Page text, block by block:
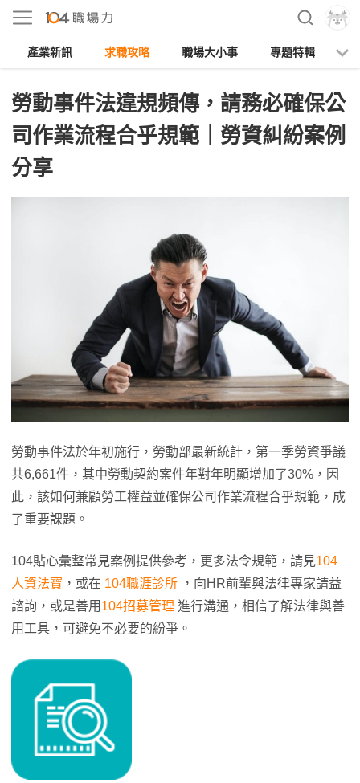
產業新訊 求職攻略 職場大小事 專題特輯
勞動事件法違規頻傳，請務必確保公
司作業流程合乎規範｜勞資糾紛案例
分享
勞動事件法於年初施行，勞動部最新統計，第一季勞資爭議
共6,661件，其中勞動契約案件年對年明顯增加了30%，因
此，該如何兼顧勞工權益並確保公司作業流程合乎規範，成
了重要課題。
104貼心彙整常見案例提供參考，更多法令規範，請見104
人資法寶 ，或在 104職涯診所 ，向HR前輩與法律專家請益
諮詢，或是善用 104招募管理 進行溝通，相信了解法律與善
用工具，可避免不必要的紛爭。